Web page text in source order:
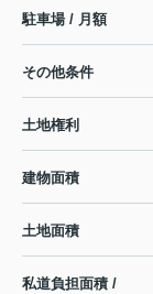
駐車場 / 月額
その他条件
土地権利
建物面積
土地面積
私道負担面積 /